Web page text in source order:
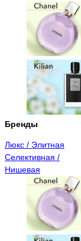
Бренды
Люкс / Элитная
Селективная /
Нишевая